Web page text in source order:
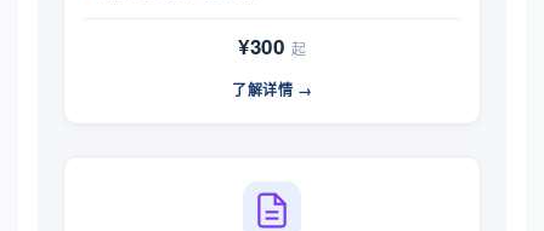
¥300 起
了解详情 →